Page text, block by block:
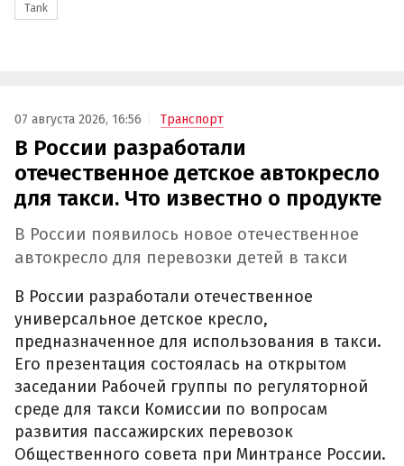
Tank
07 августа 2026, 16:56 Транспорт
В России разработали
отечественное детское автокресло
для такси. Что известно о продукте
В России появилось новое отечественное
автокресло для перевозки детей в такси
В России разработали отечественное
универсальное детское кресло,
предназначенное для использования в такси.
Его презентация состоялась на открытом
заседании Рабочей группы по регуляторной
среде для такси Комиссии по вопросам
развития пассажирских перевозок
Общественного совета при Минтрансе России.